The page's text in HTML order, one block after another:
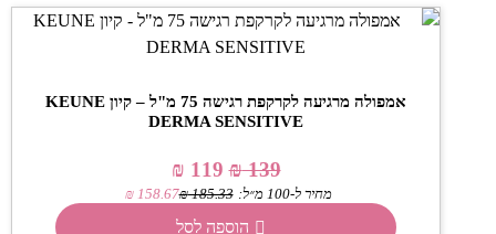
אמפולה מרגיעה לקרקפת רגישה 75 מ"ל – קיון KEUNE
DERMA SENSITIVE
₪139
₪ 119
מחיר ל-100 מ״ל: ₪185.33
₪158.67
הוספה לסל